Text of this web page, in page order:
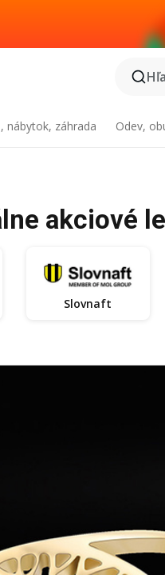
nábytok, záhrada Odev,
akciové
Slovnaft